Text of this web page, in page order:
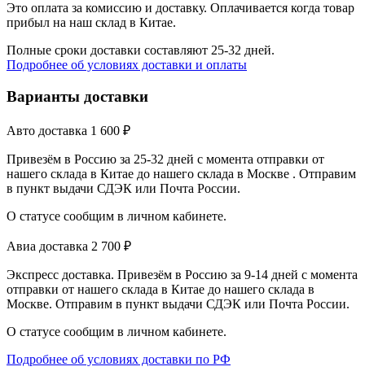
Это оплата за комиссию и доставку. Оплачивается когда товар
прибыл на наш склад в Китае.
Полные сроки доставки составляют 25-32 дней.
Подробнее об условиях доставки и оплаты
Варианты доставки
Авто доставка 1 600 ₽
Привезём в Россию за 25-32 дней с момента отправки от
нашего склада в Китае до нашего склада в Москве . Отправим
в пункт выдачи СДЭК или Почта России.
О статусе сообщим в личном кабинете.
Авиа доставка 2 700 ₽
Экспресс доставка. Привезём в Россию за 9-14 дней с момента
отправки от нашего склада в Китае до нашего склада в
Москве. Отправим в пункт выдачи СДЭК или Почта России.
О статусе сообщим в личном кабинете.
Подробнее об условиях доставки по РФ